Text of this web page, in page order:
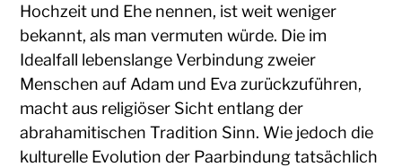
Hochzeit und Ehe nennen, ist weit weniger
bekannt, als man vermuten würde. Die im
Idealfall lebenslange Verbindung zweier
Menschen auf Adam und Eva zurückzuführen,
macht aus religiöser Sicht entlang der
abrahamitischen Tradition Sinn. Wie jedoch die
kulturelle Evolution der Paarbindung tatsächlich